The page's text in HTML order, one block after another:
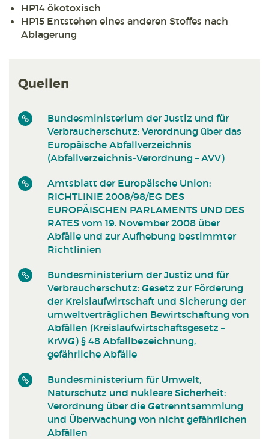
HP14 ökotoxisch
HP15 Entstehen eines anderen Stoffes nach
Ablagerung
Quellen
Bundesministerium der Justiz und für
Verbraucherschutz: Verordnung über das
Europäische Abfallverzeichnis
(Abfallverzeichnis-Verordnung – AVV)
Amtsblatt der Europäische Union:
RICHTLINIE 2008/98/EG DES
EUROPÄISCHEN PARLAMENTS UND DES
RATES vom 19. November 2008 über
Abfälle und zur Aufhebung bestimmter
Richtlinien
Bundesministerium der Justiz und für
Verbraucherschutz: Gesetz zur Förderung
der Kreislaufwirtschaft und Sicherung der
umweltverträglichen Bewirtschaftung von
Abfällen (Kreislaufwirtschaftsgesetz –
KrWG) § 48 Abfallbezeichnung,
gefährliche Abfälle
Bundesministerium für Umwelt,
Naturschutz und nukleare Sicherheit:
Verordnung über die Getrenntsammlung
und Überwachung von nicht gefährlichen
Abfällen